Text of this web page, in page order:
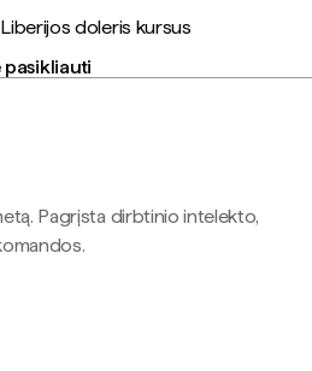
doleris kursus
pasikliauti
Pagrįsta dirbtinio intelekto,